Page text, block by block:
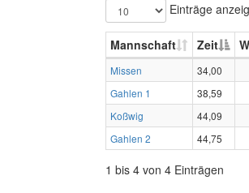
Einträge
Mannschaft Zeit
Missen
34,00
Gahlen 1
38,59
Koßwig
44,09
Gahlen 2
44,75
1 bis 4 von 4 Einträgen